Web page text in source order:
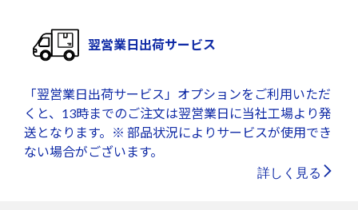
翌営業日出荷サービス
「翌営業日出荷サービス」オプションをご利用いただ
くと、13時までのご注文は翌営業日に当社工場より発
送となります。※ 部品状況によりサービスが使用でき
ない場合がございます。
詳しく見る